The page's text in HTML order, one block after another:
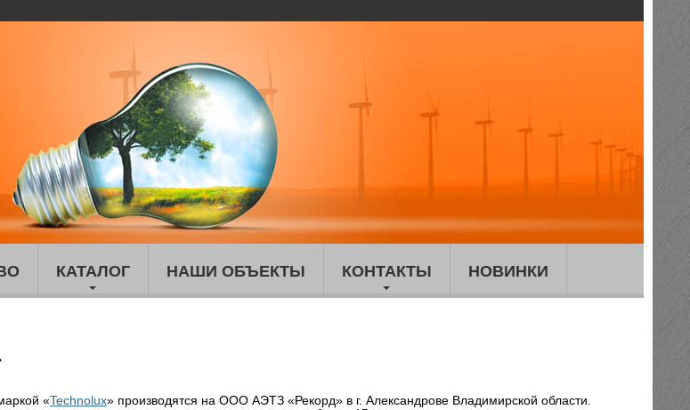
КАТАЛОГ НАШИ ОБЪЕКТЫ КОНТАКТЫ НОВИНКИ
«Technolux» производятся на ООО АЭТЗ «Рекорд» в г. Александрове Владимирской области.